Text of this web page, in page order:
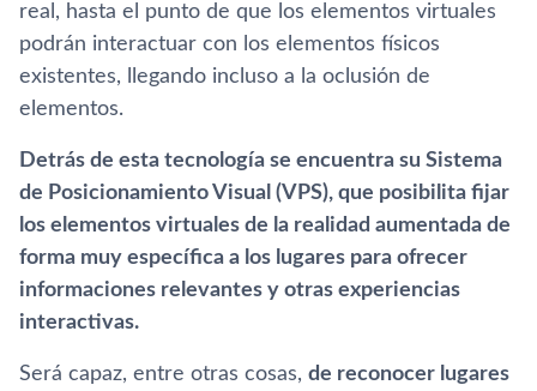
real, hasta el punto de que los elementos virtuales
podrán interactuar con los elementos físicos
existentes, llegando incluso a la oclusión de
elementos.
Detrás de esta tecnología se encuentra su Sistema
de Posicionamiento Visual (VPS), que posibilita fijar
los elementos virtuales de la realidad aumentada de
forma muy específica a los lugares para ofrecer
informaciones relevantes y otras experiencias
interactivas.
Será capaz, entre otras cosas, de reconocer lugares